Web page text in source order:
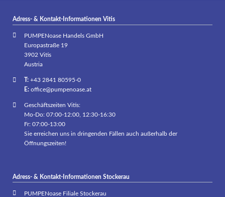
Adress- & Kontakt-Informationen Vitis
PUMPENoase Handels GmbH
Europastraße 19
3902 Vitis
Austria
T:+43 2841 80595-0
E: office@pumpenoase.at
Geschäftszeiten Vitis:
Mo-Do: 07:00-12:00, 12:30-16:30
Fr: 07:00-13:00
Sie erreichen uns in dringenden Fällen auch außerhalb der
Öffnungszeiten!
Adress- & Kontakt-Informationen Stockerau
PUMPENoase Filiale Stockerau